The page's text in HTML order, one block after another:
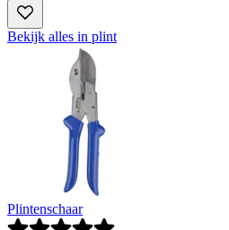
Bekijk alles in plint
Plintenschaar